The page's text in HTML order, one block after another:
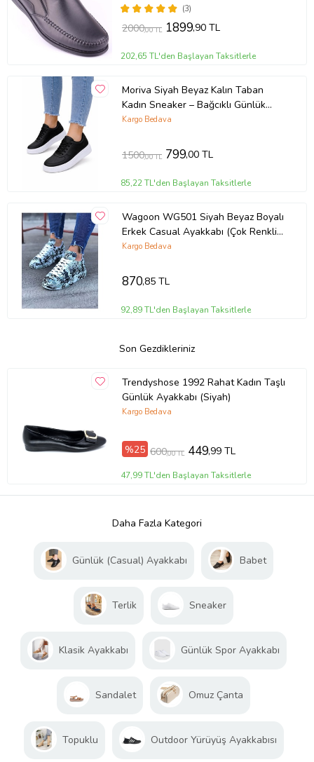
(3)
2000,00 TL 1899,90 TL
202,65 TL'den Başlayan Taksitlerle
Moriva Siyah Beyaz Kalın Taban
Kadın Sneaker – Bağcıklı Günlük
Spor Ayakkabı – Rahat Yürüyüş
Kargo Bedava
1500,00 TL 799,00 TL
85,22 TL'den Başlayan Taksitlerle
Wagoon WG501 Siyah Beyaz Boyalı
Erkek Casual Ayakkabı (Çok Renkli-
Lacivert)
Kargo Bedava
870,85 TL
92,89 TL'den Başlayan Taksitlerle
Son Gezdikleriniz
Trendyshose 1992 Rahat Kadın Taşlı
Günlük Ayakkabı (Siyah)
Kargo Bedava
%25 600,00 TL 449,99 TL
47,99 TL'den Başlayan Taksitlerle
Daha Fazla Kategori
Günlük (Casual) Ayakkabı Babet
Terlik Sneaker
Klasik Ayakkabı Günlük Spor Ayakkabı
Sandalet Omuz Çanta
Topuklu Outdoor Yürüyüş Ayakkabısı